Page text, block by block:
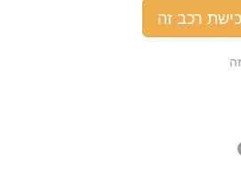
רכב זה